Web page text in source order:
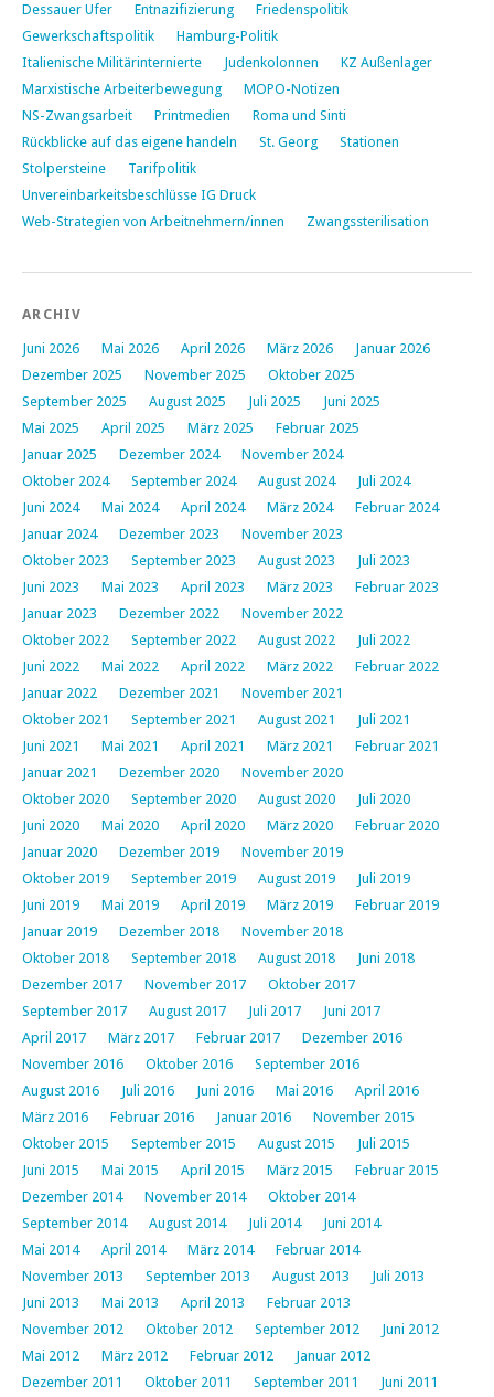
Dessauer Ufer
Entnazifizierung
Friedenspolitik
Gewerkschaftspolitik
Hamburg-Politik
Italienische Militärinternierte
Judenkolonnen
KZ Außenlager
Marxistische Arbeiterbewegung
MOPO-Notizen
NS-Zwangsarbeit
Printmedien
Roma und Sinti
Rückblicke auf das eigene handeln
St. Georg
Stationen
Stolpersteine
Tarifpolitik
Unvereinbarkeitsbeschlüsse IG Druck
Web-Strategien von Arbeitnehmern/innen
Zwangssterilisation
ARCHIV
Juni 2026 Mai 2026 April 2026 März 2026
Januar 2026
Dezember 2025
November 2025
Oktober 2025
September 2025
August 2025 Juli 2025
Juni 2025
Mai 2025
April 2025 März 2025
Februar 2025
Januar 2025
Dezember 2024
November 2024
Oktober 2024
September 2024 August 2024
Juli 2024
Juni 2024
Mai 2024 April 2024 März 2024
Februar 2024
Januar 2024
Dezember 2023
November 2023
Oktober 2023
September 2023 August 2023
Juli 2023
Juni 2023
Mai 2023 April 2023 März 2023
Februar 2023
Januar 2023
Dezember 2022
November 2022
Oktober 2022
September 2022 August 2022
Juli 2022
Juni 2022
Mai 2022 April 2022 März 2022
Februar 2022
Januar 2022
Dezember 2021
November 2021
Oktober 2021
September 2021 August 2021
Juli 2021
Juni 2021
Mai 2021 April 2021 März 2021
Februar 2021
Januar 2021
Dezember 2020
November 2020
Oktober 2020
September 2020 August 2020
Juli 2020
Juni 2020
Mai 2020 April 2020 März 2020
Februar 2020
Januar 2020
Dezember 2019
November 2019
Oktober 2019
September 2019 August 2019
Juli 2019
Juni 2019
Mai 2019 April 2019 März 2019
Februar 2019
Januar 2019
Dezember 2018
November 2018
Oktober 2018
September 2018 August 2018
Juni 2018
Dezember 2017
November 2017
Oktober 2017
September 2017
August 2017 Juli 2017
Juni 2017
April 2017
März 2017 Februar 2017
Dezember 2016
November 2016
Oktober 2016
September 2016
August 2016
Juli 2016 Juni 2016 Mai 2016
April 2016
März 2016
Februar 2016 Januar 2016
November 2015
Oktober 2015
September 2015 August 2015
Juli 2015
Juni 2015
Mai 2015 April 2015 März 2015
Februar 2015
Dezember 2014
November 2014
Oktober 2014
September 2014
August 2014 Juli 2014
Juni 2014
Mai 2014
April 2014 März 2014
Februar 2014
November 2013
September 2013 August 2013
Juli 2013
Juni 2013
Mai 2013 April 2013
Februar 2013
November 2012
Oktober 2012 September 2012
Juni 2012
Mai 2012
März 2012 Februar 2012
Januar 2012
Dezember 2011
Oktober 2011 September 2011 Juni 2011